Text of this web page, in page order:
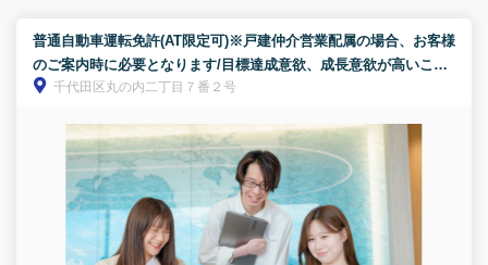
普通自動車運転免許(AT限定可)※戸建仲介営業配属の場合、お客様
のご案内時に必要となります/目標達成意欲、成長意欲が高いこ
と・お客様と信頼関係を築けること
千代田区丸の内二丁目７番２号